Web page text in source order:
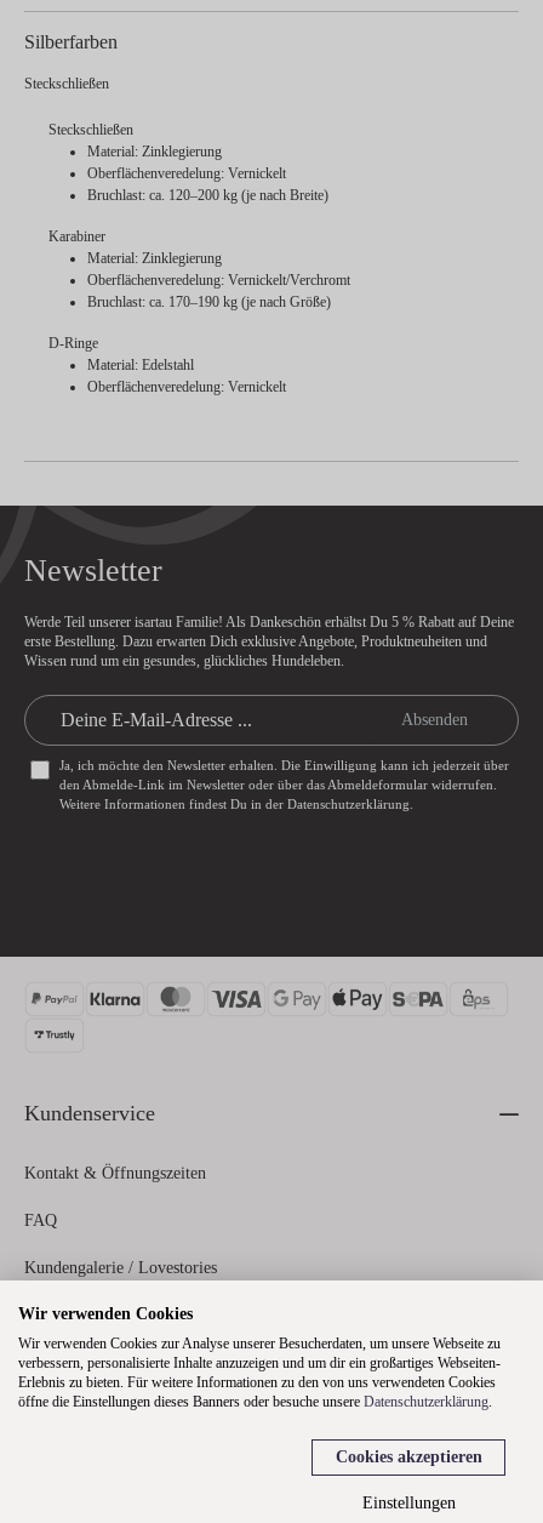
Silberfarben
Steckschließen
Steckschließen
Material: Zinklegierung
Oberflächenveredelung: Vernickelt
Bruchlast: ca. 120–200 kg (je nach Breite)
Karabiner
Material: Zinklegierung
Oberflächenveredelung: Vernickelt/Verchromt
Bruchlast: ca. 170–190 kg (je nach Größe)
D-Ringe
Material: Edelstahl
Oberflächenveredelung: Vernickelt
Newsletter
Werde Teil unserer isartau Familie! Als Dankeschön erhältst Du 5 % Rabatt auf Deine
erste Bestellung. Dazu erwarten Dich exklusive Angebote, Produktneuheiten und
Wissen rund um ein gesundes, glückliches Hundeleben.
Absenden
Ja, ich möchte den Newsletter erhalten. Die Einwilligung kann ich jederzeit über
den Abmelde-Link im Newsletter oder über das Abmeldeformularwiderrufen.
Weitere Informationen findest Du in der Datenschutzerklärung
Kundenservice
Kontakt & Öffnungszeiten
FAQ
Kundengalerie / Lovestories
Zahlungs- und Versandinformationen
Rechtliches
Wir verwenden Cookies
Wir verwenden Cookies zur Analyse unserer Besucherdaten, um unsere Webseite zu
verbessern, personalisierte Inhalte anzuzeigen und um dir ein großartiges Webseiten-
Erlebnis zu bieten. Für weitere Informationen zu den von uns verwendeten Cookies
öffne die Einstellungen dieses Banners oder besuche unsere Datenschutzerklärung.
Cookies akzeptieren
Einstellungen